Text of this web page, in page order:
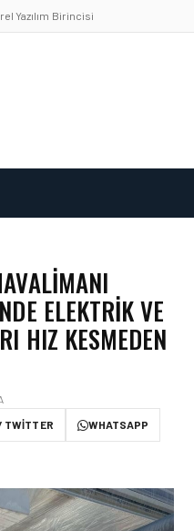
Yazılım Birincisi
ELEKTRIK VE
HIZ KESMEDEN
TWITTER WHATSAPP